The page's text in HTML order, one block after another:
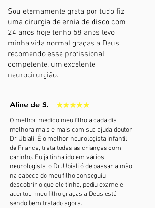
O melhor médico meu filho a cada dia
melhora mais e mais com sua ajuda doutor
Dr Ubiali. É o melhor neurologista infantil
de Franca, trata todas as crianças com
carinho. Eu já tinha ido em vários
neurologista, o Dr. Ubiali ó de passar a mão
na cabeça do meu filho conseguiu
descobrir o que ele tinha, pediu exame e
acertou, meu filho graças a Deus está
sendo bem tratado agora.
Sou eternamente grata por tudo fiz
uma cirurgia de ernia de disco com
24 anos hoje tenho 58 anos levo
minha vida normal graças a Deus
recomendo esse profissional
competente, um excelente
neurocirurgião.
Aline de S.